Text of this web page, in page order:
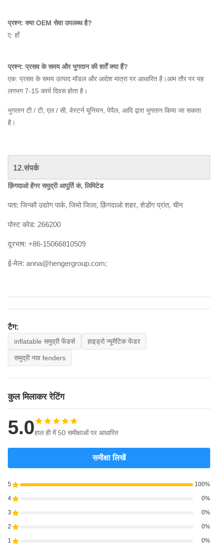
प्रश्न: क्या OEM सेवा उपलब्ध है?
ए: हाँ
प्रश्न: प्रसव के समय और भुगतान की शर्तें क्या हैं?
एक: प्रसव के समय उत्पाद मॉडल और आदेश मात्रा पर आधारित है।आम तौर पर यह
लगभग 7-15 कार्य दिवस होता है।
भुगतान टी / टी, एल / सी, वेस्टर्न यूनियन, पेपैल, आदि द्वारा भुगतान किया जा सकता
है।
12.संपर्क
क़िंगदाओ हेंगर समुद्री आपूर्ति कं, लिमिटेड
पता: जिन्कौ उद्योग पार्क, जिमो जिला, क़िंगदाओ शहर, शेडोंग प्रांत, चीन
पोस्ट कोड: 266200
दूरभाष: +86-15066810509
ई-मेल: anna@hengergroup.com;
टैग:
inflatable समुद्री फेंडर्स हाइड्रो न्यूमैटिक फेंडर
समुद्री नाव fenders
कुल मिलाकर रेटिंग
5.0हाल ही में 50 समीक्षाओं पर आधारित
समीक्षा लिखें
5 100%
4 0%
3 0%
2 0%
1 0%